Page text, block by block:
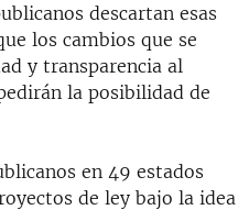
descartan esas
los cambios que se
y transparencia al
la posibilidad de
en 49 estados
de ley bajo la idea